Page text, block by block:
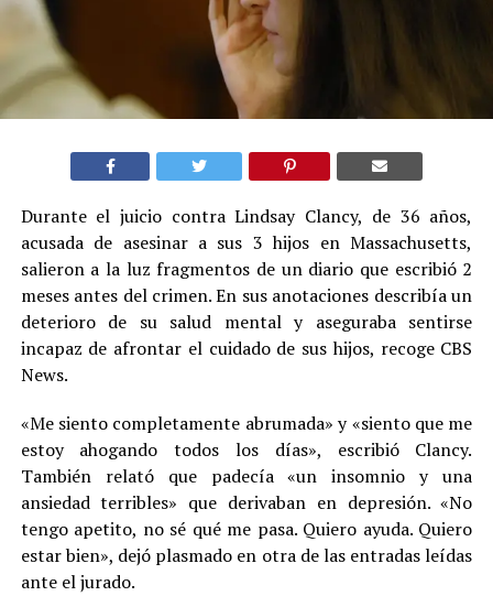
Durante el juicio contra Lindsay Clancy, de 36 años,
acusada de asesinar a sus 3 hijos en Massachusetts,
salieron a la luz fragmentos de un diario que escribió 2
meses antes del crimen. En sus anotaciones describía un
deterioro de su salud mental y aseguraba sentirse
incapaz de afrontar el cuidado de sus hijos, recoge CBS
News.
«Me siento completamente abrumada» y «siento que me
estoy ahogando todos los días», escribió Clancy.
También relató que padecía «un insomnio y una
ansiedad terribles» que derivaban en depresión. «No
tengo apetito, no sé qué me pasa. Quiero ayuda. Quiero
estar bien», dejó plasmado en otra de las entradas leídas
ante el jurado.